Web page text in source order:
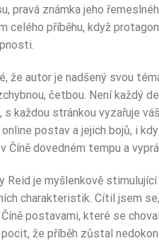
pravá známka jeho
celého příběhu, když
že autor je nadšený svou
četbou. Není každý
s každou stránkou vyzařuje
postav a jejich bojů, i
Číně dovedném tempu a
Reid je myšlenkově
charakteristik. Cítil jsem
postavami, které se
že příběh zůstal